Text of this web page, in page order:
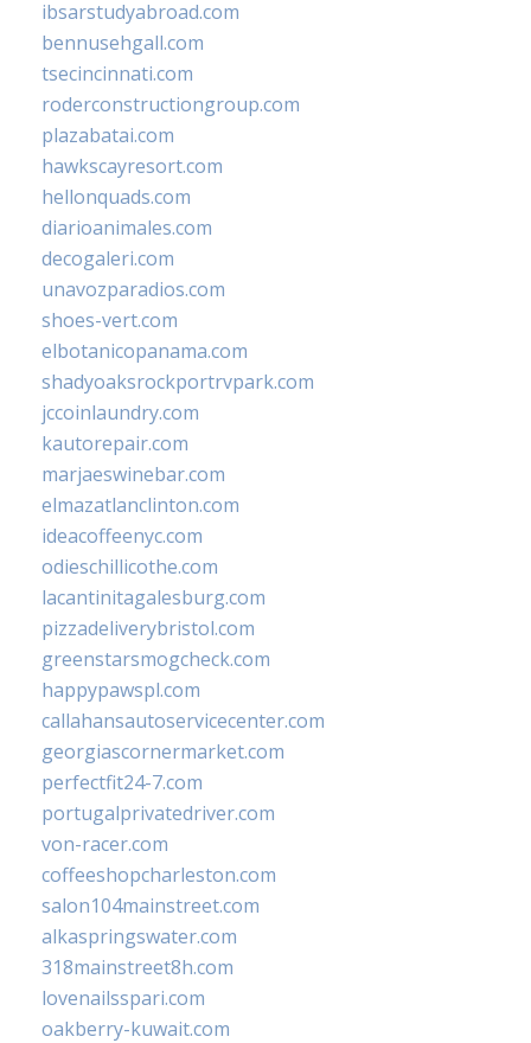
ibsarstudyabroad.com
bennusehgall.com
tsecincinnati.com
roderconstructiongroup.com
plazabatai.com
hawkscayresort.com
hellonquads.com
diarioanimales.com
decogaleri.com
unavozparadios.com
shoes-vert.com
elbotanicopanama.com
shadyoaksrockportrvpark.com
jccoinlaundry.com
kautorepair.com
marjaeswinebar.com
elmazatlanclinton.com
ideacoffeenyc.com
odieschillicothe.com
lacantinitagalesburg.com
pizzadeliverybristol.com
greenstarsmogcheck.com
happypawspl.com
callahansautoservicecenter.com
georgiascornermarket.com
perfectfit24-7.com
portugalprivatedriver.com
von-racer.com
coffeeshopcharleston.com
salon104mainstreet.com
alkaspringswater.com
318mainstreet8h.com
lovenailsspari.com
oakberry-kuwait.com